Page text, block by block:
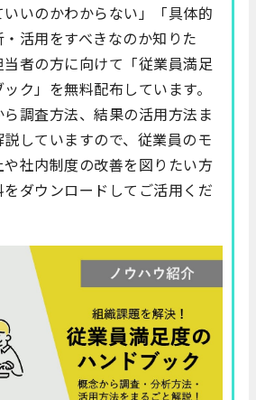
いのかわからない」「具体的
活用をすべきなのか知りた
者の方に向けて「従業員満足
ク」を無料配布しています。
調査方法、結果の活用方法ま
していますので、従業員のモ
社内制度の改善を図りたい方
をダウンロードしてご活用くだ